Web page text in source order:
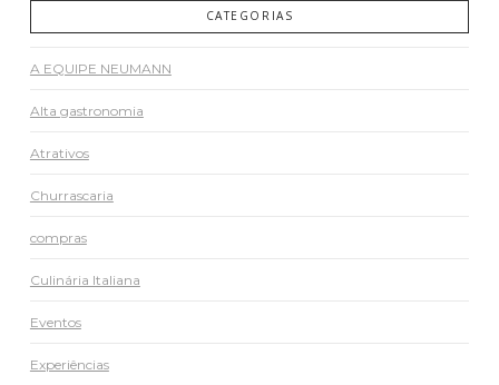
CATEGORIAS
A EQUIPE NEUMANN
Alta gastronomia
Atrativos
Churrascaria
compras
Culinária Italiana
Eventos
Experiências